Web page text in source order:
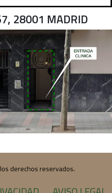
28001 MADRID
derechos reservados.